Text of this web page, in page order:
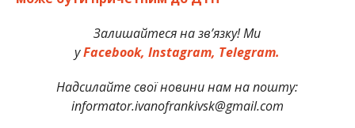
Залишайтеся на зв’язку! Ми
уFacebook, Instagram, Telegram.
Надсилайте свої новини нам на пошту:
informator.ivanofrankivsk@gmail.com